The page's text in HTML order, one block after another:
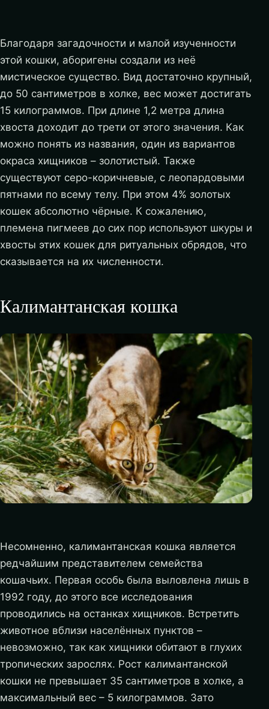
Благодаря загадочности и малой изученности
этой кошки, аборигены создали из неё
мистическое существо. Вид достаточно крупный,
до 50 сантиметров в холке, вес может достигать
15 килограммов. При длине 1,2 метра длина
хвоста доходит до трети от этого значения. Как
можно понять из названия, один из вариантов
окраса хищников – золотистый. Также
существуют серо-коричневые, с леопардовыми
пятнами по всему телу. При этом 4% золотых
кошек абсолютно чёрные. К сожалению,
племена пигмеев до сих пор используют шкуры и
хвосты этих кошек для ритуальных обрядов, что
сказывается на их численности.
Калимантанская кошка
Несомненно, калимантанская кошка является
редчайшим представителем семейства
кошачьих. Первая особь была выловлена лишь в
1992 году, до этого все исследования
проводились на останках хищников. Встретить
животное вблизи населённых пунктов –
невозможно, так как хищники обитают в глухих
тропических зарослях. Рост калимантанской
кошки не превышает 35 сантиметров в холке, а
максимальный вес – 5 килограммов. Зато